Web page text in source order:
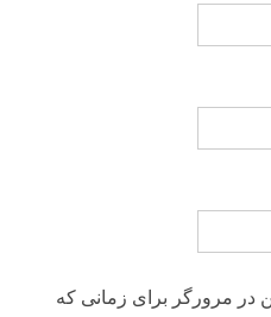
در مرورگر برای زمانی که